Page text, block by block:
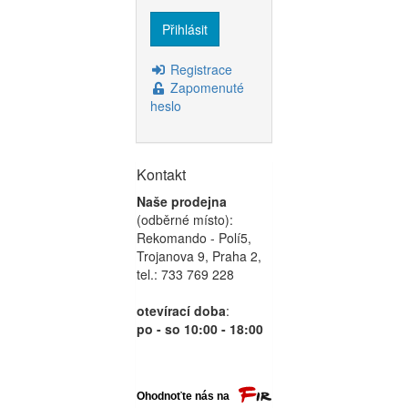
Registrace
Zapomenuté
heslo
Kontakt
Naše prodejna
(odběrné místo):
Rekomando - Polí5,
Trojanova 9, Praha 2,
tel.: 733 769 228
otevírací doba:
po - so 10:00 - 18:00